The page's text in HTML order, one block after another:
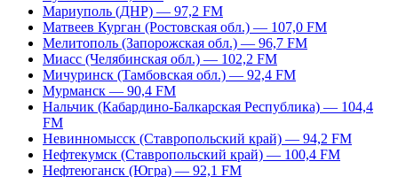
Мариуполь (ДНР) — 97,2 FM
Матвеев Курган (Ростовская обл.) — 107,0 FM
Мелитополь (Запорожская обл.) — 96,7 FM
Миасс (Челябинская обл.) — 102,2 FM
Мичуринск (Тамбовская обл.) — 92,4 FM
Мурманск — 90,4 FM
Нальчик (Кабардино-Балкарская Республика) — 104,4
FM
Невинномысск (Ставропольский край) — 94,2 FM
Нефтекумск (Ставропольский край) — 100,4 FM
Нефтеюганск (Югра) — 92,1 FM